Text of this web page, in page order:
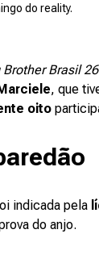
do reality.
Brother Brasil 26
, que
oito
indicada pela
do anjo.